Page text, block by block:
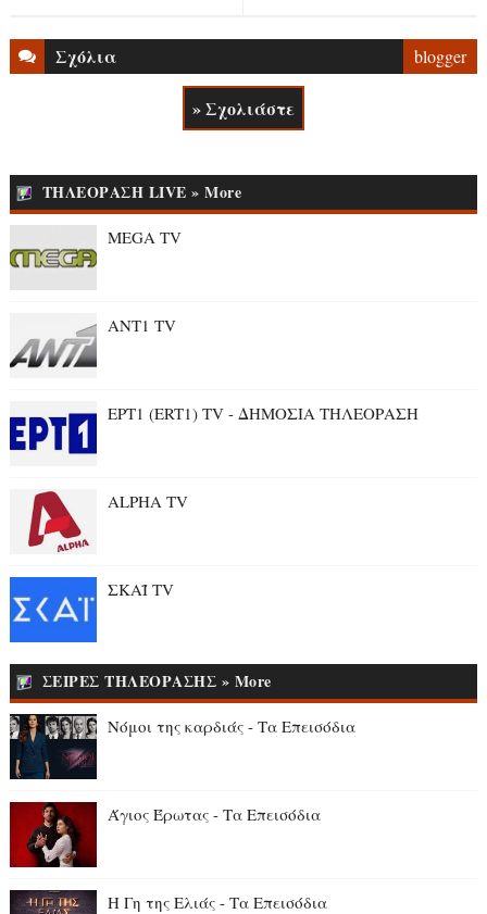
Σχόλια blogger
» Σχολιάστε
ΤΗΛΕΟΡΑΣΗ LIVE » More
MEGA TV
ANT1 TV
ΕΡΤ1 (ERT1) TV - ΔΗΜΟΣΙΑ ΤΗΛΕΟΡΑΣΗ
ALPHA TV
ΣΚΑΪ TV
ΣΕΙΡΕΣ ΤΗΛΕΟΡΑΣΗΣ » More
Νόμοι της καρδιάς - Τα Επεισόδια
Άγιος Έρωτας - Τα Επεισόδια
Η Γη της Ελιάς - Τα Επεισόδια